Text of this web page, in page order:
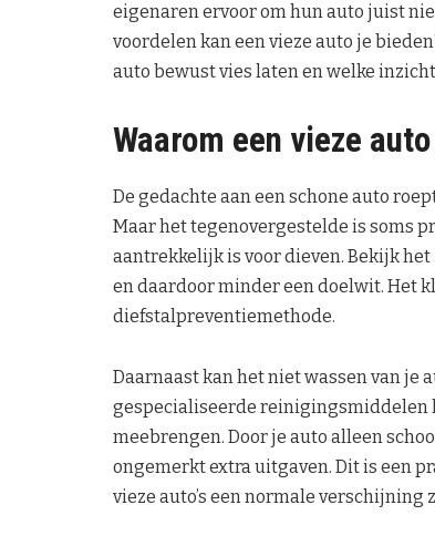
eigenaren ervoor om hun auto juist
voordelen kan een vieze auto je
auto bewust vies laten en welke
Waarom een vieze
De gedachte aan een schone auto
Maar het tegenovergestelde is soms
aantrekkelijk is voor dieven. Bekijk
en daardoor minder een doelwit. Het
diefstalpreventiemethode.
Daarnaast kan het niet wassen van
gespecialiseerde reinigingsmiddelen
meebrengen. Door je auto alleen
ongemerkt extra uitgaven. Dit is een
vieze auto’s een normale verschijning